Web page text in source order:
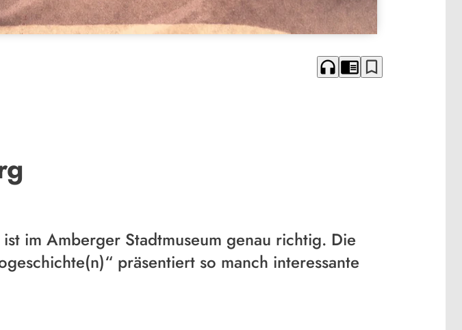
headphones chrome_reader_mode bookmark_border
im Amberger Stadtmuseum genau richtig. Die
präsentiert so manch interessante